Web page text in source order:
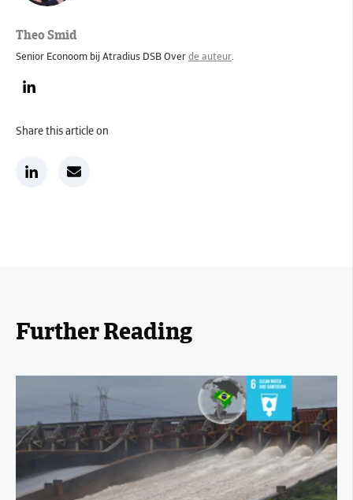
Theo Smid
Senior Econoom bij Atradius DSB Overde auteur.
Share this article on
Further Reading